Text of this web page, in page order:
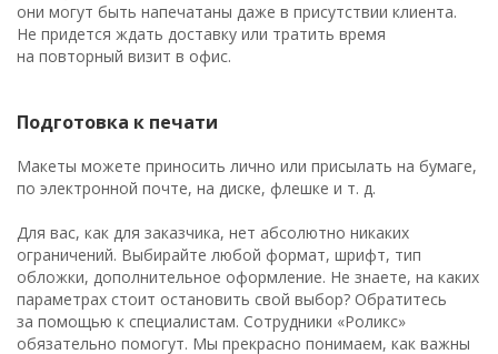
они могут быть напечатаны даже в присутствии клиента.
Не придется ждать доставку или тратить время
на повторный визит в офис.
Подготовка к печати
Макеты можете приносить лично или присылать на бумаге,
по электронной почте, на диске, флешке и т. д.
Для вас, как для заказчика, нет абсолютно никаких
ограничений. Выбирайте любой формат, шрифт, тип
обложки, дополнительное оформление. Не знаете, на каких
параметрах стоит остановить свой выбор? Обратитесь
за помощью к специалистам. Сотрудники «Роликс»
обязательно помогут. Мы прекрасно понимаем, как важны